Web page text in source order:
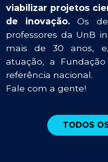
viabilizar projetos
de inovação. Os
professores da UnB
mais de 30 anos,
atuação, a
referência nacional.
Fale com a gente!
TODOS